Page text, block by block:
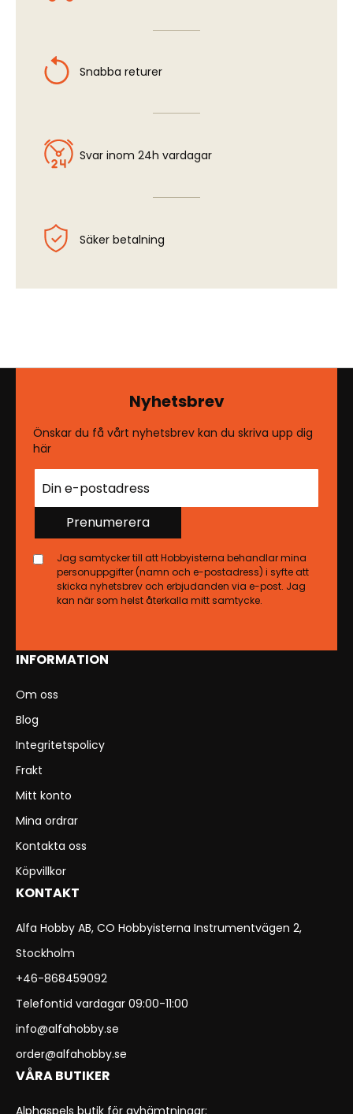
Snabba returer
Svar inom 24h vardagar
Säker betalning
INFORMATION
Om oss
Blog
Integritetspolicy
Frakt
Mitt konto
Mina ordrar
Kontakta oss
Köpvillkor
KONTAKT
Alfa Hobby AB, CO Hobbyisterna Instrumentvägen 2,
Stockholm
+46-868459092
Telefontid vardagar 09:00-11:00
info@alfahobby.se
order@alfahobby.se
VÅRA BUTIKER
Nyhetsbrev
Önskar du få vårt nyhetsbrev kan du skriva upp dig
här
Prenumerera
Jag samtycker till att Hobbyisterna behandlar mina
personuppgifter (namn och e-postadress) i syfte att
skicka nyhetsbrev och erbjudanden via e-post. Jag
kan när som helst återkalla mitt samtycke.